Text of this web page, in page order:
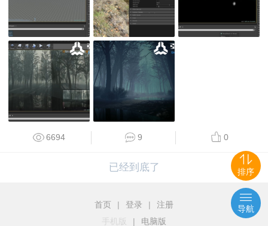
6694 9 0
已经到底了
首页 | 登录 |
注册
手机版
| 电脑版
排序
导航